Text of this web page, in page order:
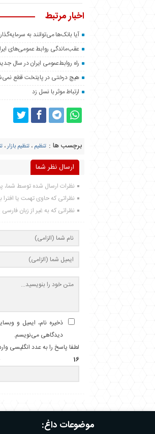
اخبار مرتبط
آیا بانک‌ها می‌توانند به
عقب‌ماندگی روابط عمومی‌های
راه روابط‌عمومی ایران در سال
هیچ درختی در پایتخت قطع نمی‌شود/ اتمام طرح ۵۰ هزار هکتاری
ارتباط موثر با نسل زد
برچسب ها : تنظیم ، تنظیم بازار،
ارسال نظر شما
نظرات ارسال شده توسط شما،
نظراتی که حاوی تهمت یا
نظراتی که به غیر از زبان
ذخیره نام، ایمیل و
دیدگاهی می‌نویسم.
لطفا پاسخ را به عدد انگلیسی
16 + دوازده =
موضوعات داغ: